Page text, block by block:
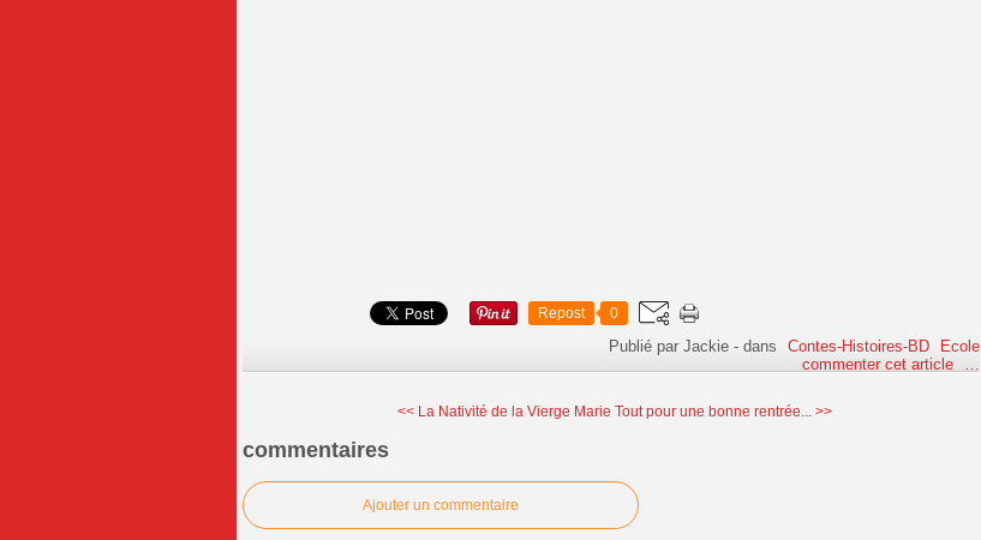
Repost 0
Publié par Jackie -dans Contes-Histoires-BD
Ecole
commenter cet article
<< La Nativité de la Vierge Marie Tout pour une bonne rentrée... >>
commentaires
Ajouter un commentaire